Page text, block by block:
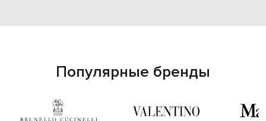
Популярные бренды